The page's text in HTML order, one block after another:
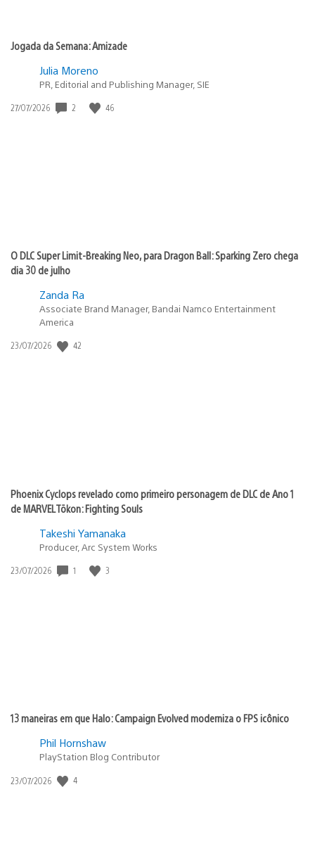
Jogada da Semana: Amizade
Julia Moreno
PR, Editorial and Publishing Manager, SIE
Data
27/07/2026 2 46
O DLC Super Limit-Breaking Neo, para Dragon Ball: Sparking Zero chega
dia 30 de julho
Zanda Ra
Associate Brand Manager, Bandai Namco Entertainment
America
Data
23/07/2026 42
Phoenix Cyclops revelado como primeiro personagem de DLC de Ano 1
de MARVEL Tōkon: Fighting Souls
Takeshi Yamanaka
Producer, Arc System Works
Data
23/07/2026 1 3
13 maneiras em que Halo: Campaign Evolved moderniza o FPS icônico
Phil Hornshaw
PlayStation Blog Contributor
Data
23/07/2026 4